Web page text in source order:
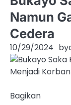
Namun
Cedera
10/29/2024 by
Bagikan